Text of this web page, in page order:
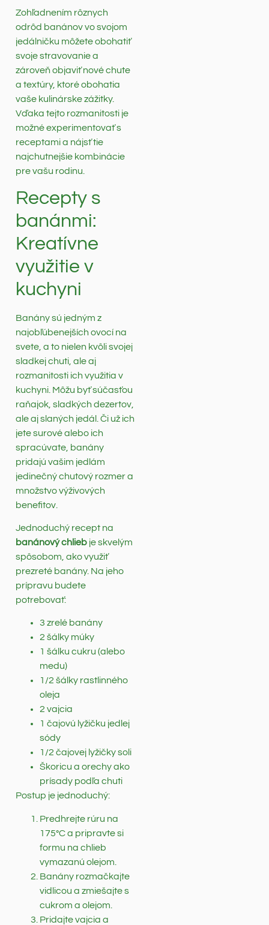
Zohľadnením rôznych
odrôd banánov vo svojom
jedálničku môžete obohatiť
svoje stravovanie a
zároveň objaviť nové chute
a textúry, ktoré obohatia
vaše kulinárske zážitky.
Vďaka tejto rozmanitosti je
možné experimentovať s
receptami a nájsť tie
najchutnejšie kombinácie
pre vašu rodinu.
Recepty s
banánmi:
Kreatívne
využitie v
kuchyni
Banány sú jedným z
najobľúbenejších ovocí na
svete, a to nielen kvôli svojej
sladkej chuti, ale aj
rozmanitosti ich využitia v
kuchyni. Môžu byť súčasťou
raňajok, sladkých dezertov,
ale aj slaných jedál. Či už ich
jete surové alebo ich
spracúvate, banány
pridajú vašim jedlám
jedinečný chutový rozmer a
množstvo výživových
benefitov.
Jednoduchý recept na
banánový chlieb je skvelým
spôsobom, ako využiť
prezreté banány. Na jeho
prípravu budete
potrebovať:
3 zrelé banány
2 šálky múky
1 šálku cukru (alebo
medu)
1/2 šálky rastlinného
oleja
2 vajcia
1 čajovú lyžičku jedlej
sódy
1/2 čajovej lyžičky soli
Škoricu a orechy ako
prísady podľa chuti
Postup je jednoduchý:
Predhrejte rúru na
175°C a pripravte si
formu na chlieb
vymazanú olejom.
Banány rozmačkajte
vidlicou a zmiešajte s
cukrom a olejom.
Pridajte vajcia a